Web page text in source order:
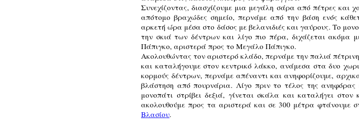
Συνεχίζοντας, διασχίζουμε μια μεγάλη σάρα από πέτρες και
απότομο βραχώδες σημείο, περνάμε από την βάση ενός
αρκετή ώρα μέσα στο δάσος με βελανιδιές και γαύρους. Το
την σκιά των δέντρων και λίγο πιο πέρα, διχάζεται ακόμα
Πάπιγκο, αριστερά προς το Μεγάλο Πάπιγκο.
Ακολουθώντας τον αριστερό κλάδο, περνάμε την παλιά
και καταλήγουμε στον κεντρικό λάκκο, ανάμεσα στα δυο
κορμούς δέντρων, περνάμε απέναντι και ανηφορίζουμε,
βλάστηση από πουρνάρια. Λίγο πριν το τέλος της
μονοπάτι στρίβει δεξιά, γίνεται σκάλα και καταλήγει
ακολουθούμε προς τα αριστερά και σε 300 μέτρα
Βλασίου.